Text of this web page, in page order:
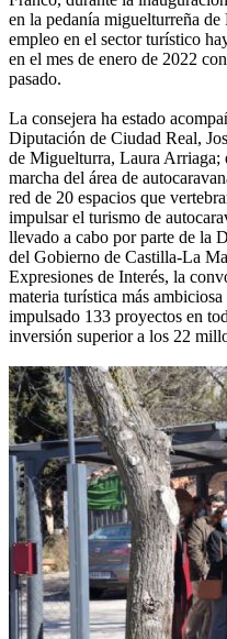
en la pedanía miguelturreña
empleo en el sector turístico
en el mes de enero de 2022
pasado.
La consejera ha estado
Diputación de Ciudad Real,
de Miguelturra, Laura Arriaga;
marcha del área de
red de 20 espacios que
impulsar el turismo de
llevado a cabo por parte de la
del Gobierno de Castilla-La
Expresiones de Interés, la
materia turística más
impulsado 133 proyectos en
inversión superior a los 22